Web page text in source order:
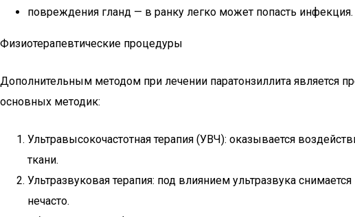
повреждения гланд — в ранку легко может попасть
Физиотерапевтические процедуры
Дополнительным методом при лечении паратонзиллита является
основных методик:
Ультравысокочастотная терапия (УВЧ): оказывается
ткани.
Ультразвуковая терапия: под влиянием ультразвука
нечасто.